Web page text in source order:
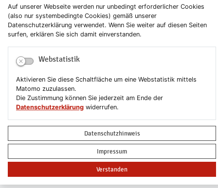
Auf unserer Webseite werden nur unbedingt erforderlicher Cookies
(also nur systembedingte Cookies) gemäß unserer
Datenschutzerklärung verwendet. Wenn Sie weiter auf diesen Seiten
surfen, erklären Sie sich damit einverstanden.
Webstatistik
Aktivieren Sie diese Schaltfläche um eine Webstatistik mittels
Matomo zuzulassen.
Die Zustimmung können Sie jederzeit am Ende der
Datenschutzerklärung widerrufen.
Datenschutzhinweis
Impressum
Verstanden
Newsletterabmeldung
Impressum
Datenschutzerklärung
Erklärung zur Barrierefreiheit
Leichte Sprache
Sitemap
Copyright © 2019-2026 Stadt Schönebeck (Elbe)